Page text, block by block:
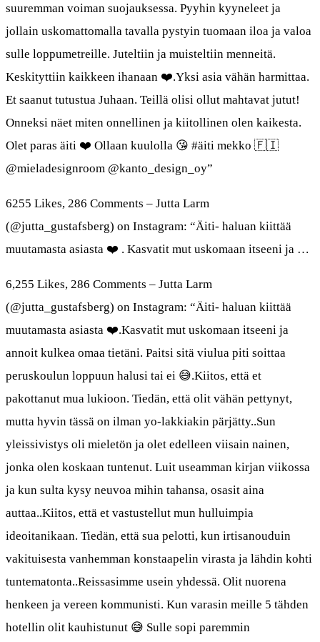
suuremman voiman suojauksessa. Pyyhin kyyneleet ja
jollain uskomattomalla tavalla pystyin tuomaan iloa ja valoa
sulle loppumetreille. Juteltiin ja muisteltiin menneitä.
Keskityttiin kaikkeen ihanaan ❤️.Yksi asia vähän harmittaa.
Et saanut tutustua Juhaan. Teillä olisi ollut mahtavat jutut!
Onneksi näet miten onnellinen ja kiitollinen olen kaikesta.
Olet paras äiti ❤️ Ollaan kuulolla 😘 #äiti mekko 🇫🇮
@mieladesignroom @kanto_design_oy”
6255 Likes, 286 Comments – Jutta Larm
(@jutta_gustafsberg) on Instagram: “Äiti- haluan kiittää
muutamasta asiasta ❤️ . Kasvatit mut uskomaan itseeni ja …
6,255 Likes, 286 Comments – Jutta Larm
(@jutta_gustafsberg) on Instagram: “Äiti- haluan kiittää
muutamasta asiasta ❤️.Kasvatit mut uskomaan itseeni ja
annoit kulkea omaa tietäni. Paitsi sitä viulua piti soittaa
peruskoulun loppuun halusi tai ei 😅.Kiitos, että et
pakottanut mua lukioon. Tiedän, että olit vähän pettynyt,
mutta hyvin tässä on ilman yo-lakkiakin pärjätty..Sun
yleissivistys oli mieletön ja olet edelleen viisain nainen,
jonka olen koskaan tuntenut. Luit useamman kirjan viikossa
ja kun sulta kysy neuvoa mihin tahansa, osasit aina
auttaa..Kiitos, että et vastustellut mun hulluimpia
ideoitanikaan. Tiedän, että sua pelotti, kun irtisanouduin
vakituisesta vanhemman konstaapelin virasta ja lähdin kohti
tuntematonta..Reissasimme usein yhdessä. Olit nuorena
henkeen ja vereen kommunisti. Kun varasin meille 5 tähden
hotellin olit kauhistunut 😅 Sulle sopi paremmin